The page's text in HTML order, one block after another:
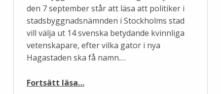
den 7 september står att läsa att politiker i
stadsbyggnadsnämnden i Stockholms stad
vill välja ut 14 svenska betydande kvinnliga
vetenskapare, efter vilka gator i nya
Hagastaden ska få namn.…
Fortsätt läsa…